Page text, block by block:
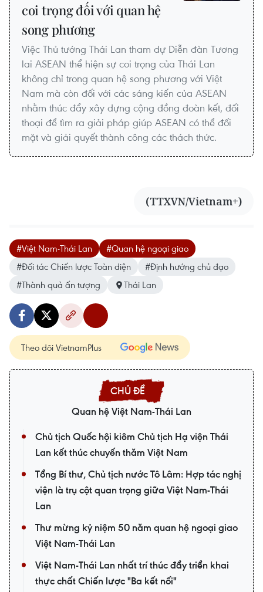
coi trọng đối với quan hệ
song phương
Việc Thủ tướng Thái Lan tham dự Diễn đàn Tương
lai ASEAN thể hiện sự coi trọng của Thái Lan
không chỉ trong quan hệ song phương với Việt
Nam mà còn đối với các sáng kiến của ASEAN
nhằm thúc đẩy xây dựng cộng đồng đoàn kết, đối
thoại để tìm ra giải pháp giúp ASEAN có thể đối
mặt và giải quyết thành công các thách thức.
(TTXVN/Vietnam+)
#Việt Nam-Thái Lan
#Quan hệ ngoại giao
#Đối tác Chiến lược Toàn diện
#Định hướng chủ đạo
#Thành quả ấn tượng
Thái Lan
Theo dõi VietnamPlus
Quan hệ Việt Nam-Thái Lan
Chủ tịch Quốc hội kiêm Chủ tịch Hạ viện Thái
Lan kết thúc chuyến thăm Việt Nam
Tổng Bí thư, Chủ tịch nước Tô Lâm: Hợp tác nghị
viện là trụ cột quan trọng giữa Việt Nam-Thái
Lan
Thư mừng kỷ niệm 50 năm quan hệ ngoại giao
Việt Nam-Thái Lan
Việt Nam-Thái Lan nhất trí thúc đẩy triển khai
thực chất Chiến lược "Ba kết nối"